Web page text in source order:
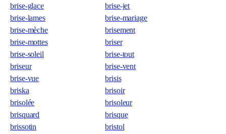
brise-glace
brise-jet
brise-lames
brise-mariage
brise-mèche
brisement
brise-mottes
briser
brise-soleil
brise-tout
briseur
brise-vent
brise-vue
brisis
briska
brisoir
brisolée
brisoleur
brisquard
brisque
brissotin
bristol